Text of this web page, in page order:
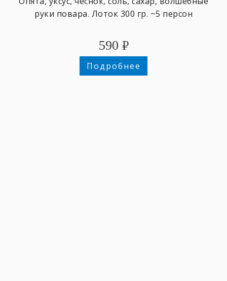
руки повара. Лоток 300 гр. ~5 персон
590 ₽
Подробнее